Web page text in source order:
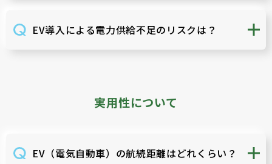
EV導入による電力供給不足のリスクは？
実用性について
EV（電気自動車）の航続距離はどれくらい？